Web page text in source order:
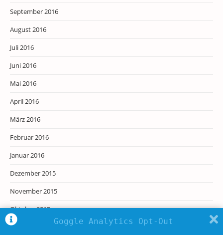
September 2016
August 2016
Juli 2016
Juni 2016
Mai 2016
April 2016
März 2016
Februar 2016
Januar 2016
Dezember 2015
November 2015
Oktober 2015
September 2015
Goggle Analytics Opt-Out